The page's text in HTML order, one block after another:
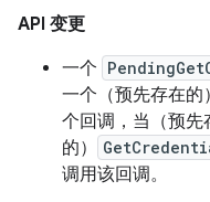
API 变更
一个
一个（预先存在的）
个回调，当（预先
的）
调用该回调。